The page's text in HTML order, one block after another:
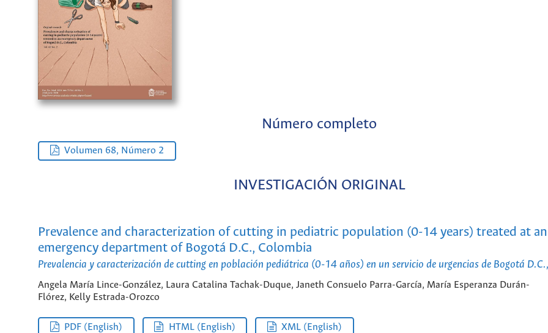
Número completo
Volumen 68, Número 2
INVESTIGACIÓN ORIGINAL
Prevalence and characterization of cutting in pediatric population (0-14 years) treated at an
emergency department of Bogotá D.C., Colombia
Prevalencia y caracterización de cutting en población pediátrica (0-14 años) en un servicio de urgencias de Bogotá
Angela María Lince-González, Laura Catalina Tachak-Duque, Janeth Consuelo Parra-García, María Esperanza Durán-
Flórez, Kelly Estrada-Orozco
PDF (English) HTML (English) XML (English)